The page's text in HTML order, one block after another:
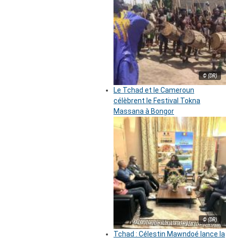
© (DR)
Le Tchad et le Cameroun
célèbrent le Festival Tokna
Massana à Bongor
© (DR)
Tchad : Célestin Mawndoé lance la